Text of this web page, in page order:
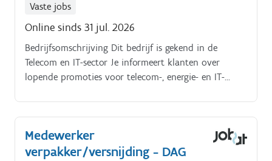
Vaste jobs
Online sinds 31 jul. 2026
Bedrijfsomschrijving Dit bedrijf is gekend in de
Telecom en IT-sector Je informeert klanten over
lopende promoties voor telecom-, energie- en IT-
technische dienst wanneer nodig Je stelt passende
oplossingen voor bij klachten van klanten of stuurt
het dossier door naar de juiste afdeling Je detecteert
Medewerker
verpakker/versnijding - DAG